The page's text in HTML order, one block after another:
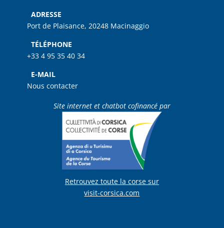
ADRESSE
Port de Plaisance, 20248 Macinaggio
TÉLÉPHONE
+33 4 95 35 40 34
E-MAIL
Nous contacter
Site internet et chatbot cofinancé par
Retrouvez toute la corse sur
visit-corsica.com